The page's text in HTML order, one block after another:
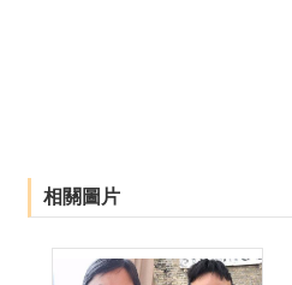
相關圖片